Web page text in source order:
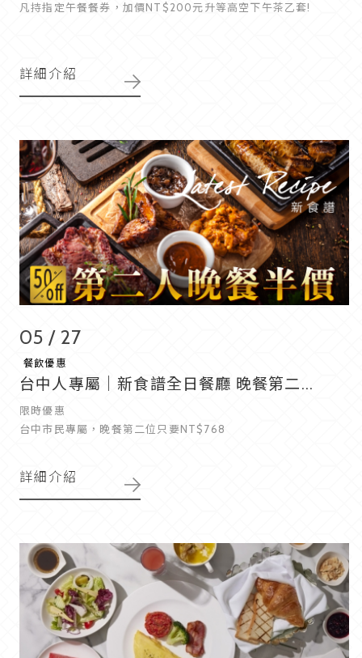
凡持指定午餐餐券，加價NT$200元升等高空下午茶乙套!
詳細介紹
05 / 27
餐飲優惠
台中人專屬｜新食譜全日餐廳 晚餐第二...
限時優惠
台中市民專屬，晚餐第二位只要NT$768
詳細介紹